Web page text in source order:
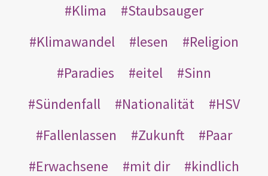
Klima
Staubsauger
Klimawandel
lesen
Religion
Paradies
eitel
Sinn
Sündenfall
Nationalität
HSV
Fallenlassen
Zukunft
Paar
Erwachsene
mit dir
kindlich